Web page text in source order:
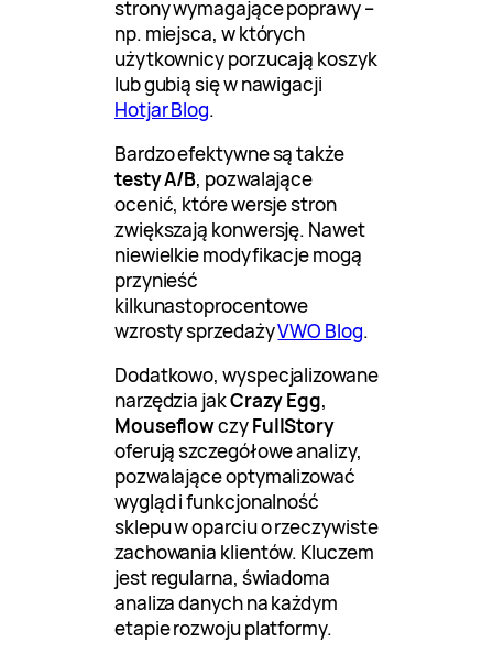
strony wymagające poprawy –
np. miejsca, w których
użytkownicy porzucają koszyk
lub gubią się w nawigacji
Hotjar Blog.
Bardzo efektywne są także
testy A/B, pozwalające
ocenić, które wersje stron
zwiększają konwersję. Nawet
niewielkie modyfikacje mogą
przynieść
kilkunastoprocentowe
wzrosty sprzedażyVWO Blog.
Dodatkowo, wyspecjalizowane
narzędzia jakCrazy Egg,
MouseflowczyFullStory
oferują szczegółowe analizy,
pozwalające optymalizować
wygląd i funkcjonalność
sklepu w oparciu o rzeczywiste
zachowania klientów. Kluczem
jest regularna, świadoma
analiza danych na każdym
etapie rozwoju platformy.